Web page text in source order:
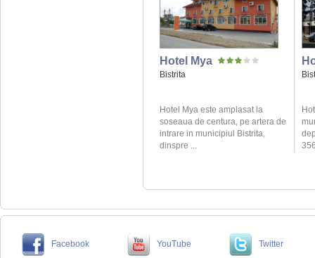
Hotel Mya
Bistrita
Hotel Mya este amplasat la
soseaua de centura, pe artera de
intrare in municipiul Bistrita,
dinspre ...
Facebook YouTube Twitter